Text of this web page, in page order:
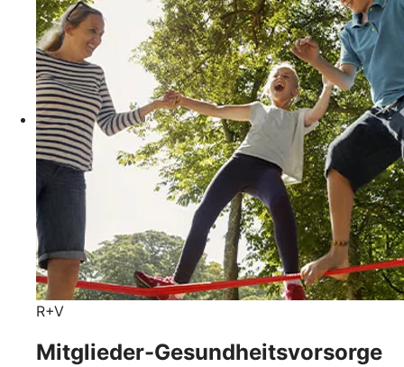
R+V
Mitglieder-Gesundheits­vorsorge